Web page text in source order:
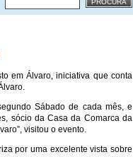
em Álvaro, iniciativa que conta
Sábado de cada mês, e
sócio da Casa da Comarca da
visitou o evento.
por uma excelente vista sobre